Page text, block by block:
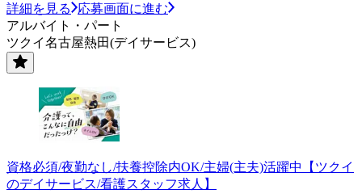
詳細を見る
応募画面に進む
アルバイト・パート
ツクイ名古屋熱田(デイサービス)
資格必須/夜勤なし/扶養控除内OK/主婦(主夫)活躍中【ツクイ
のデイサービス/看護スタッフ求人】